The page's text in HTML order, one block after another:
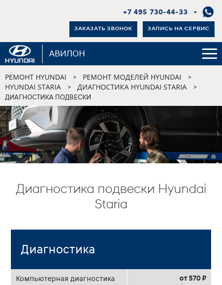
+7 495 730-44-33
ЗАКАЗАТЬ ЗВОНОК ЗАПИСЬ НА СЕРВИС
АВИЛОН
РЕМОНТ HYUNDAI > РЕМОНТ МОДЕЛЕЙ HYUNDAI >
HYUNDAI STARIA > ДИАГНОСТИКА HYUNDAI STARIA >
ДИАГНОСТИКА ПОДВЕСКИ
Диагностика подвески Hyundai
Staria
Диагностика
Компьютерная диагностика
от 570 ₽